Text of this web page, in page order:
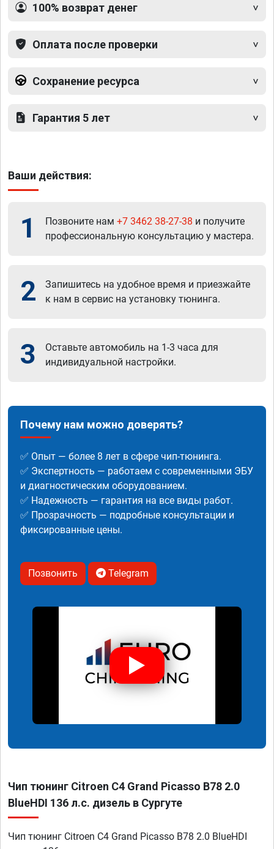
100% возврат денег
Оплата после проверки
Сохранение ресурса
Гарантия 5 лет
Ваши действия:
1 Позвоните нам +7 3462 38-27-38 и получите
профессиональную консультацию у мастера.
2
Запишитесь на удобное время и приезжайте
к нам в сервис на установку тюнинга.
3
Оставьте автомобиль на 1-3 часа для
индивидуальной настройки.
Почему нам можно доверять?
✅ Опыт — более 8 лет в сфере чип-тюнинга.
✅ Экспертность — работаем с современными ЭБУ
и диагностическим оборудованием.
✅ Надежность — гарантия на все виды работ.
✅ Прозрачность — подробные консультации и
фиксированные цены.
Позвонить Telegram
Чип тюнинг Citroen C4 Grand Picasso B78 2.0
BlueHDI 136 л.с. дизель в Сургуте
Чип тюнинг Citroen C4 Grand Picasso B78 2.0 BlueHDI